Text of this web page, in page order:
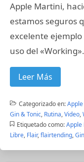
Apple Martini,
estamos seguros
excelente
uso del
Leer Más
Categorizado en:
Gin & Tonic, Rutina,Video,
Etiquetado como: Apple
Libre, Flair,flairtending,